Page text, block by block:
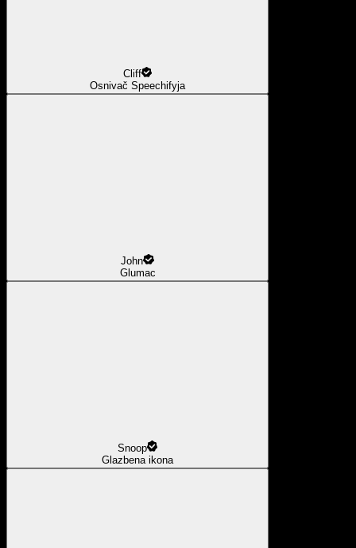
Cliff
Osnivač Speechifyja
John
Glumac
Snoop
Glazbena ikona